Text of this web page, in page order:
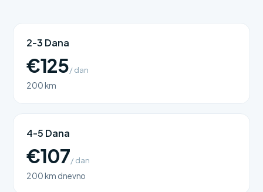
2-3 Dana
€125/ dan
200 km
4-5 Dana
€107/ dan
200 km dnevno